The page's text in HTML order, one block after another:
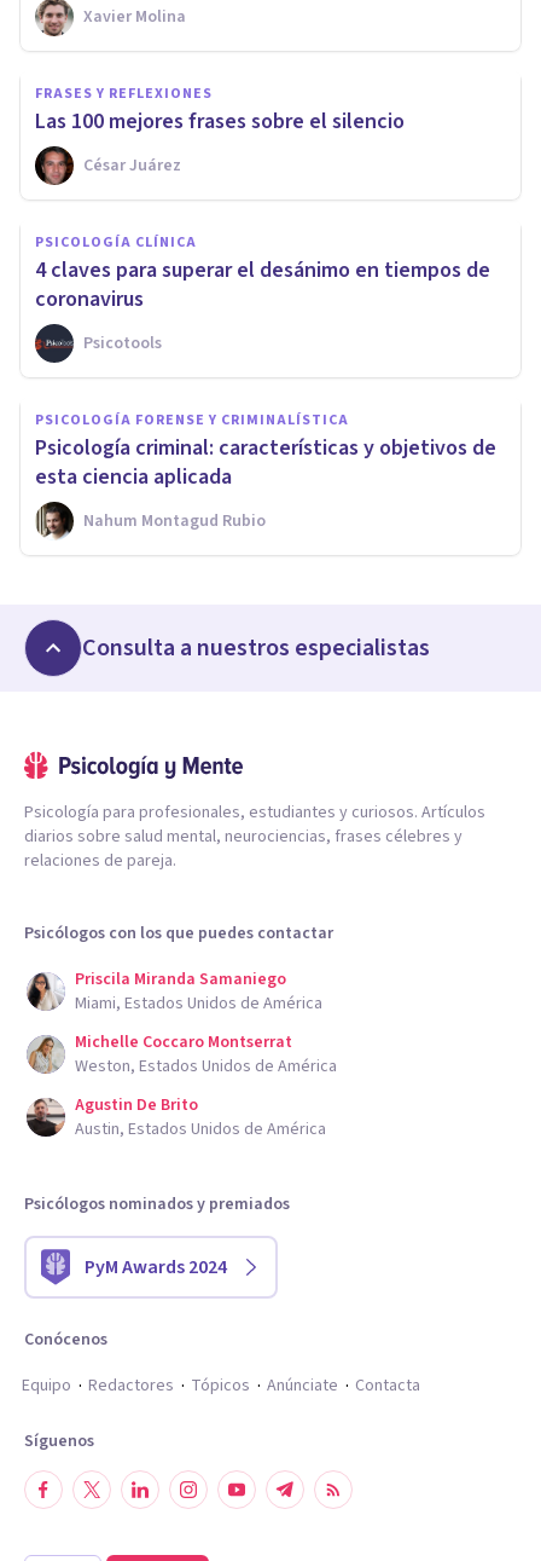
Xavier Molina
FRASES Y REFLEXIONES
Las 100 mejores frases sobre el silencio
César Juárez
PSICOLOGÍA CLÍNICA
4 claves para superar el desánimo en tiempos de
coronavirus
Psicotools
PSICOLOGÍA FORENSE Y CRIMINALÍSTICA
Psicología criminal: características y objetivos de
esta ciencia aplicada
Nahum Montagud Rubio
Consulta a nuestros especialistas
Psicología para profesionales, estudiantes y curiosos. Artículos
diarios sobre salud mental, neurociencias, frases célebres y
relaciones de pareja.
Psicólogos con los que puedes contactar
Priscila Miranda Samaniego
Miami, Estados Unidos de América
Michelle Coccaro Montserrat
Weston, Estados Unidos de América
Agustin De Brito
Austin, Estados Unidos de América
Psicólogos nominados y premiados
PyM Awards 2024
Conócenos
Equipo
Redactores Tópicos Anúnciate Contacta
Síguenos